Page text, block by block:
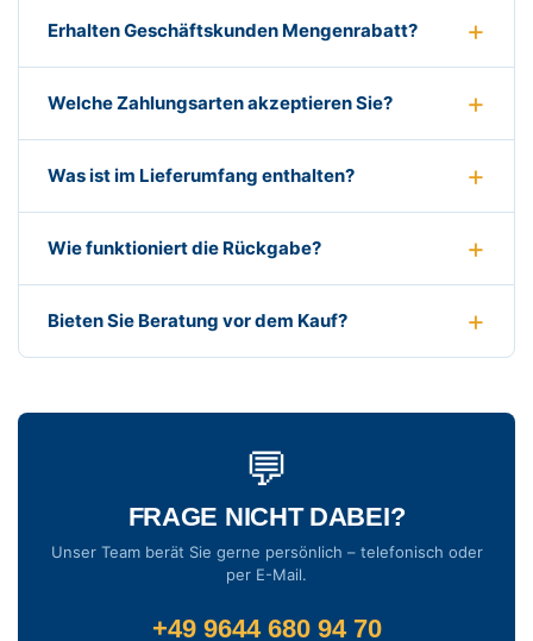
Erhalten Geschäftskunden Mengenrabatt?
Welche Zahlungsarten akzeptieren Sie?
Was ist im Lieferumfang enthalten?
Wie funktioniert die Rückgabe?
Bieten Sie Beratung vor dem Kauf?
💬
FRAGE NICHT DABEI?
Unser Team berät Sie gerne persönlich – telefonisch oder
per E-Mail.
+49 9644 680 94 70